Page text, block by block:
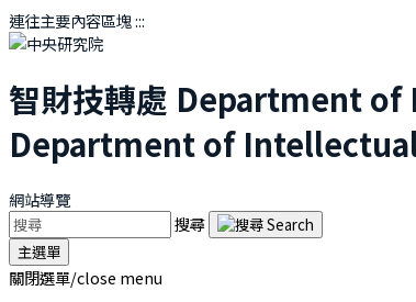
連往主要內容區塊:::
智財技轉處 Department of
Department of
網站導覽
搜尋
主選單
關閉選單/close menu